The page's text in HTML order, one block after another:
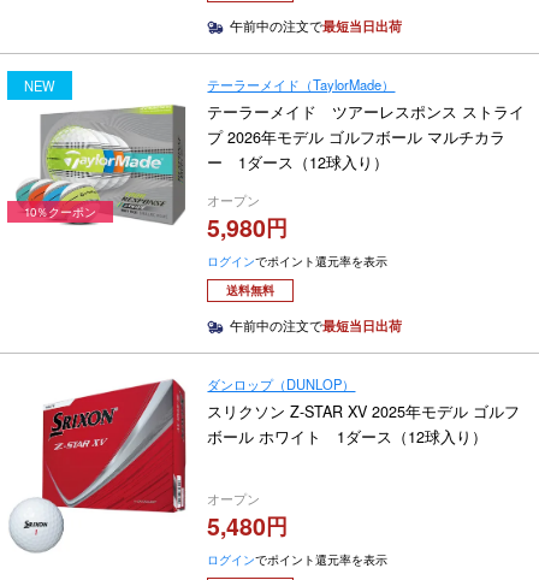
午前中の注文で最短当日出荷
NEW テーラーメイド（TaylorMade）
テーラーメイド ツアーレスポンス ストライ
プ 2026年モデル ゴルフボール マルチカラ
ー 1ダース（12球入り）
オープン
5,980
ログインでポイント還元率を表示
送料無料
10％クーポン
午前中の注文で最短当日出荷
ダンロップ（DUNLOP）
スリクソン Z-STAR XV 2025年モデル ゴルフ
ボール ホワイト 1ダース（12球入り）
オープン
5,480
ログインでポイント還元率を表示